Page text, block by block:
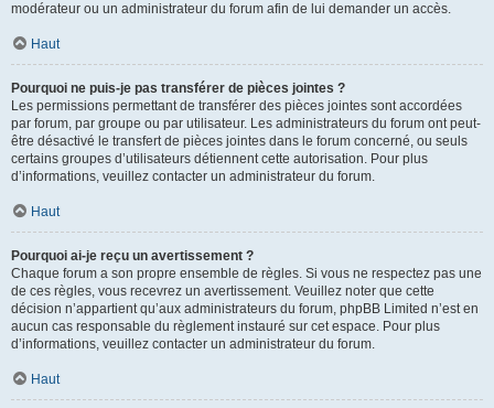
modérateur ou un administrateur du forum afin de lui demander un accès.
Haut
Pourquoi ne puis-je pas transférer de pièces jointes ?
Les permissions permettant de transférer des pièces jointes sont accordées
par forum, par groupe ou par utilisateur. Les administrateurs du forum ont peut-
être désactivé le transfert de pièces jointes dans le forum concerné, ou seuls
certains groupes d’utilisateurs détiennent cette autorisation. Pour plus
d’informations, veuillez contacter un administrateur du forum.
Haut
Pourquoi ai-je reçu un avertissement ?
Chaque forum a son propre ensemble de règles. Si vous ne respectez pas une
de ces règles, vous recevrez un avertissement. Veuillez noter que cette
décision n’appartient qu’aux administrateurs du forum, phpBB Limited n’est en
aucun cas responsable du règlement instauré sur cet espace. Pour plus
d’informations, veuillez contacter un administrateur du forum.
Haut